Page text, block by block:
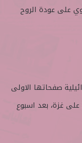
على عودة الروح
صفحاتها الاولى
غزة، بعد اسبوع